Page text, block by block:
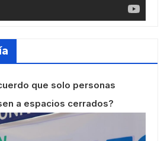
que solo personas
a espacios cerrados?